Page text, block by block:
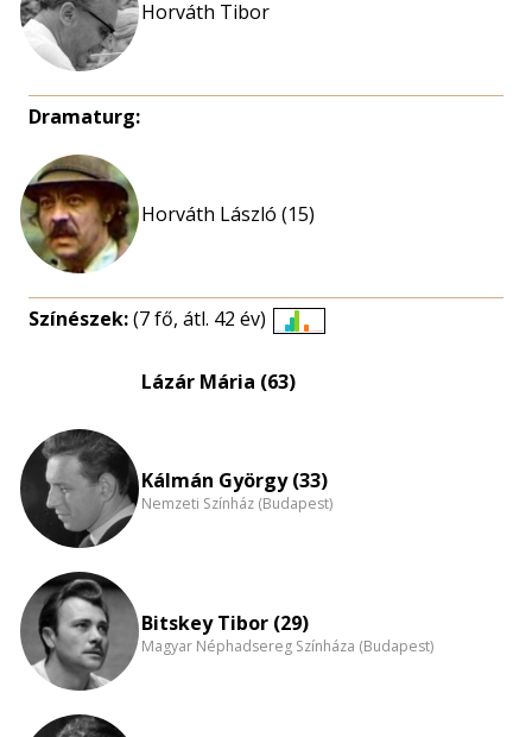
Dramaturg:
Horváth László (15)
Színészek:(7 fő, átl. 42 év)
Lázár Mária (63)
Kálmán György (33)
Nemzeti Színház (Budapest)
Bitskey Tibor (29)
Magyar Néphadsereg Színháza (Budapest)